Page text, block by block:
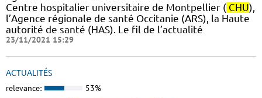
Centre hospitalier universitaire de Montpellier ( CHU),
l’Agence régionale de santé Occitanie (ARS), la Haute
autorité de santé (HAS). Le fil de l’actualité
23/11/2021 15:29
ACTUALITÉS
relevance: 53%